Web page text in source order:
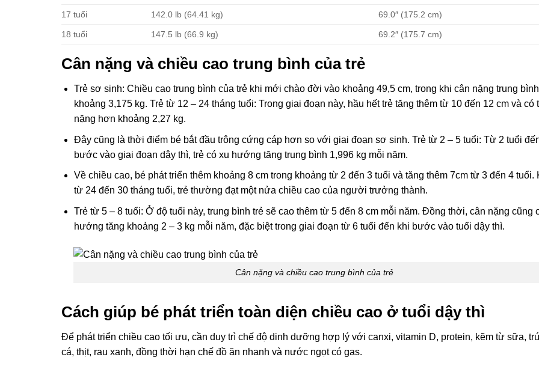
17 tuổi 142.0 lb (64.41 kg) 69.0″ (175.2 cm)
18 tuổi 147.5 lb (66.9 kg) 69.2″ (175.7 cm)
Cân nặng và chiều cao trung bình của trẻ
Trẻ sơ sinh: Chiều cao trung bình của trẻ khi mới chào đời vào khoảng 49,5 cm, trong khi cân nặng trung
khoảng 3,175 kg. Trẻ từ 12 – 24 tháng tuổi: Trong giai đoạn này, hầu hết trẻ tăng thêm từ 10 đến 12 cm và có
nặng hơn khoảng 2,27 kg.
Đây cũng là thời điểm bé bắt đầu trông cứng cáp hơn so với giai đoạn sơ sinh. Trẻ từ 2 – 5 tuổi: Từ 2 tuổi
bước vào giai đoạn dậy thì, trẻ có xu hướng tăng trung bình 1,996 kg mỗi năm.
Về chiều cao, bé phát triển thêm khoảng 8 cm trong khoảng từ 2 đến 3 tuổi và tăng thêm 7cm từ 3 đến 4 tuổi.
từ 24 đến 30 tháng tuổi, trẻ thường đạt một nửa chiều cao của người trưởng thành.
Trẻ từ 5 – 8 tuổi: Ở độ tuổi này, trung bình trẻ sẽ cao thêm từ 5 đến 8 cm mỗi năm. Đồng thời, cân nặng cũng
hướng tăng khoảng 2 – 3 kg mỗi năm, đặc biệt trong giai đoạn từ 6 tuổi đến khi bước vào tuổi dậy thì.
Cân nặng và chiều cao trung bình của trẻ
Cách giúp bé phát triển toàn diện chiều cao ở tuổi dậy thì
Để phát triển chiều cao tối ưu, cần duy trì chế độ dinh dưỡng hợp lý với canxi, vitamin D, protein, kẽm từ sữa,
cá, thịt, rau xanh, đồng thời hạn chế đồ ăn nhanh và nước ngọt có gas.